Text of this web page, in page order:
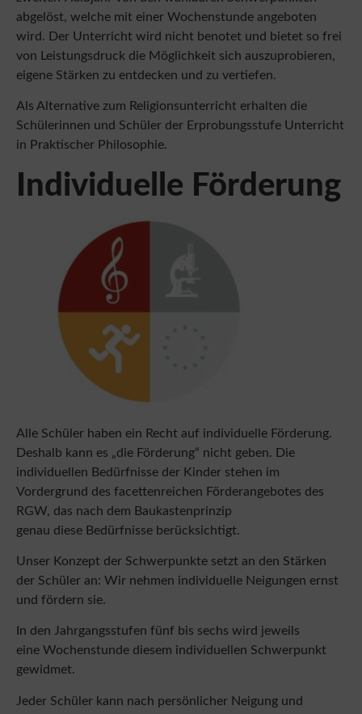
Cookie-Zustimmung verwalten
wird. Der Unterricht wird nicht benotet und bietet so frei
von Leistungsdruck die Möglichkeit sich auszuprobieren,
eigene Stärken zu entdecken undzu vertiefen.
Als Alternative zum Religionsunterricht erhalten die
Schülerinnen und Schüler der Erprobungsstufe Unterricht
in Praktischer Philosophie.
Individuelle Förderung
Deshalb kann es „die Förderung“ nicht geben. Die
individuellen Bedürfnisse der Kinder stehen im
Vordergrund des facettenreichen Förderangebotes des
RGW, das nach dem Baukastenprinzip
genau diese Bedürfnisse berücksichtigt.
Unser Konzept der Schwerpunkte setzt an den Stärken
der Schüler an: Wir nehmen individuelle Neigungen ernst
und fördern sie.
In den Jahrgangsstufen fünf bis sechs wird jeweils
eine Wochenstunde diesem individuellen Schwerpunkt
gewidmet.
Jeder Schüler kann nach persönlicher Neigung und
Begabung wählen zwischen folgenden fünf Bereichen
DEN NEUEN